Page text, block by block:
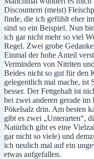
Discountern (meist)
finde, die ich gefühlt eher
sind so ein Beispiel. Nun
ich gar nicht mehr so viel
Regel. Zwei grobe
Einmal der hohe Anteil
Vermindern von Nitriten
Beides nicht so gut für den
gelegentlich mal mache, ist
besser. Der Fettgehalt ist
bei zwei anderen gerade
Pökelsalz drin. Am besten
gibt es zwei „Unterarten“,
Natürlich gibt es eine
gar nicht so viele) und
ich neulich mal auf ein
etwas aufgefallen.